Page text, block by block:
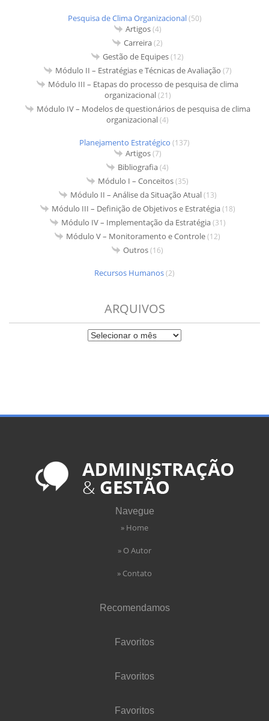
Pesquisa de Clima Organizacional(50)
Artigos(4)
Carreira(2)
Gestão de Equipes(12)
Módulo II – Estratégias e Técnicas de Avaliação (7)
Módulo III – Etapas do processo de pesquisa de clima
organizacional(21)
Módulo IV – Modelos de questionários de pesquisa de clima
organizacional(4)
Planejamento Estratégico (137)
Artigos(7)
Bibliografia(4)
Módulo I – Conceitos(35)
Módulo II – Análise da Situação Atual(13)
Módulo III – Definição de Objetivos e Estratégia(18)
Módulo IV – Implementação da Estratégia(31)
Módulo V – Monitoramento e Controle(12)
Outros(16)
Recursos Humanos(2)
ARQUIVOS
Navegue
» Home
» O Autor
» Contato
Recomendamos
Favoritos
Favoritos
Favoritos